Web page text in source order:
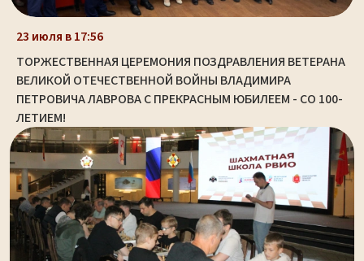
23 июля в 17:56
ТОРЖЕСТВЕННАЯ ЦЕРЕМОНИЯ ПОЗДРАВЛЕНИЯ ВЕТЕРАНА
ВЕЛИКОЙ ОТЕЧЕСТВЕННОЙ ВОЙНЫ ВЛАДИМИРА
ПЕТРОВИЧА ЛАВРОВА С ПРЕКРАСНЫМ ЮБИЛЕЕМ - СО 100-
ЛЕТИЕМ!